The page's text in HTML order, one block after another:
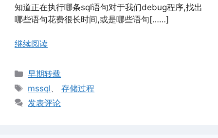
知道正在执行哪条sql语句对于我们debug程序,找出
哪些语句花费很长时间,或是哪些语句[……]
继续阅读
分
类
早期转载
标
签
mssql、存储过程
发表评论